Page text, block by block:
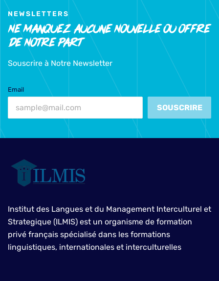
NEWSLETTERS
Ne Manquez Aucune Nouvelle Ou Offre
De Notre Part
Souscrire à Notre Newsletter
Email
SOUSCRIRE
Institut des Langues et du Management Interculturel et
Strategique (ILMIS) est un organisme de formation
privé français spécialisé dans les formations
linguistiques, internationales et interculturelles